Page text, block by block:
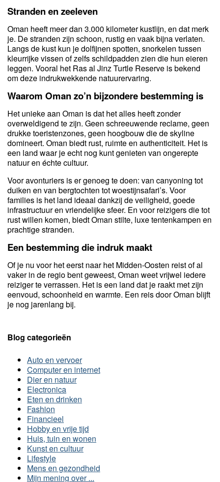
Stranden en zeeleven
Oman heeft meer dan 3.000 kilometer kustlijn, en dat merk
je. De stranden zijn schoon, rustig en vaak bijna verlaten.
Langs de kust kun je dolfijnen spotten, snorkelen tussen
kleurrijke vissen of zelfs schildpadden zien die hun eieren
leggen. Vooral het Ras al Jinz Turtle Reserve is bekend
om deze indrukwekkende natuurervaring.
Waarom Oman zo’n bijzondere bestemming is
Het unieke aan Oman is dat het alles heeft zonder
overweldigend te zijn. Geen schreeuwende reclame, geen
drukke toeristenzones, geen hoogbouw die de skyline
domineert. Oman biedt rust, ruimte en authenticiteit. Het is
een land waar je echt nog kunt genieten van ongerepte
natuur en échte cultuur.
Voor avonturiers is er genoeg te doen: van canyoning tot
duiken en van bergtochten tot woestijnsafari’s. Voor
families is het land ideaal dankzij de veiligheid, goede
infrastructuur en vriendelijke sfeer. En voor reizigers die tot
rust willen komen, biedt Oman stilte, luxe tentenkampen en
prachtige stranden.
Een bestemming die indruk maakt
Of je nu voor het eerst naar het Midden-Oosten reist of al
vaker in de regio bent geweest, Oman weet vrijwel iedere
reiziger te verrassen. Het is een land dat je raakt met zijn
eenvoud, schoonheid en warmte. Een reis door Oman blijft
je nog jarenlang bij.
Blog categorieën
Auto en vervoer
Computer en internet
Dier en natuur
Electronica
Eten en drinken
Fashion
Financieel
Hobby en vrije tijd
Huis, tuin en wonen
Kunst en cultuur
Lifestyle
Mens en gezondheid
Mijn mening over ...